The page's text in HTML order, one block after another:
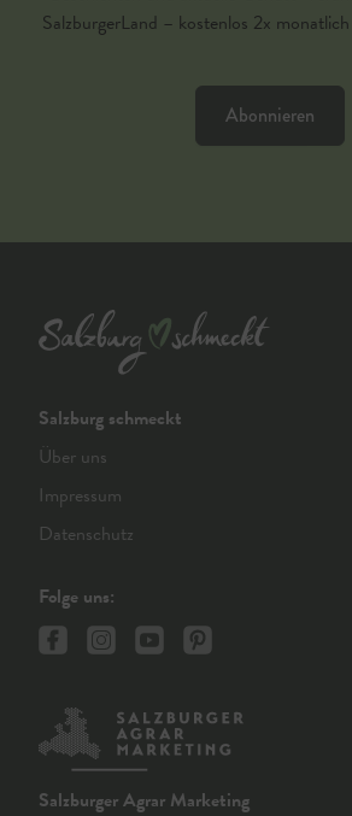
SalzburgerLand – kostenlos 2x
Abonnieren
Salzburg schmeckt
Über uns
Impressum
Datenschutz
Folge uns:
Salzburger Agrar Marketing